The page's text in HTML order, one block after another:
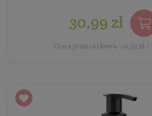
30,99 zł
Cena jednostkowa: 10,33 zł /